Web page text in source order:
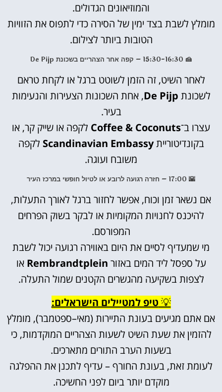
והמוזיאונים הגדולים.
מומלץ לשבת בצד ימין של הסירה כדי לתפוס את הזוויות
הטובות ביותר לצילום.
🍰 15:30-16:30 – קפה אחר הצהריים בשכונת De Pijp
לאחר השיט, זה הזמן לשוטט ברגל או לקחת טראם
לשכונת De Pijp, אחת השכונות הצעירות והנעימות
בעיר.
עצרו ב־Coffee & Coconuts לקפה או שייק קר, או
בקונדיטורייתScandinavian Embassy לקפה
משובח ועוגה.
🌇 17:00 – חזרה רגועה לרובע או לטיול חופשי במרכז העיר
אם נשאר זמן וכוח, אפשר לחזור ברגל לאורך התעלות,
להיכנס לחנויות המקומיות או לבקר בשוק הפרחים
המפורסם.
מי שמעדיף לסיים את היום באווירה רגועה יכול לשבת
על ספסל ליד המים באזור Rembrandtplein או
לצפות בשקיעה מהגשרים הקטנים שמול התעלה.
💡 טיפ למטיילים הישראלים:
אם אתם מגיעים בעונת התיירות (מאי–ספטמבר), מומלץ
להזמין את שעת השיט לשעות הצהריים המוקדמות, כי
בשעות הערב התורים מתארכים.
לעומת זאת, בעונת החורף – עדיף לתכנן את ההפלגה
מוקדם יותר ביום לפני החשיכה.